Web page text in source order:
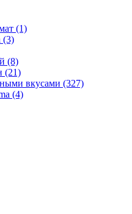
(1)
(3)
(8)
(21)
вкусами (327)
(4)